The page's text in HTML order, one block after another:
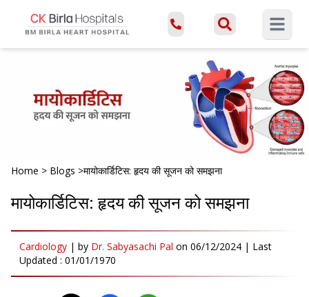
Open
Home > Blogs >मायोकार्डिटिस: हृदय की सूजन को समझना
मायोकार्डिटिस: हृदय की सूजन को समझना
Cardiology | by Dr. Sabyasachi Pal on 06/12/2024 | Last
Updated : 01/01/1970